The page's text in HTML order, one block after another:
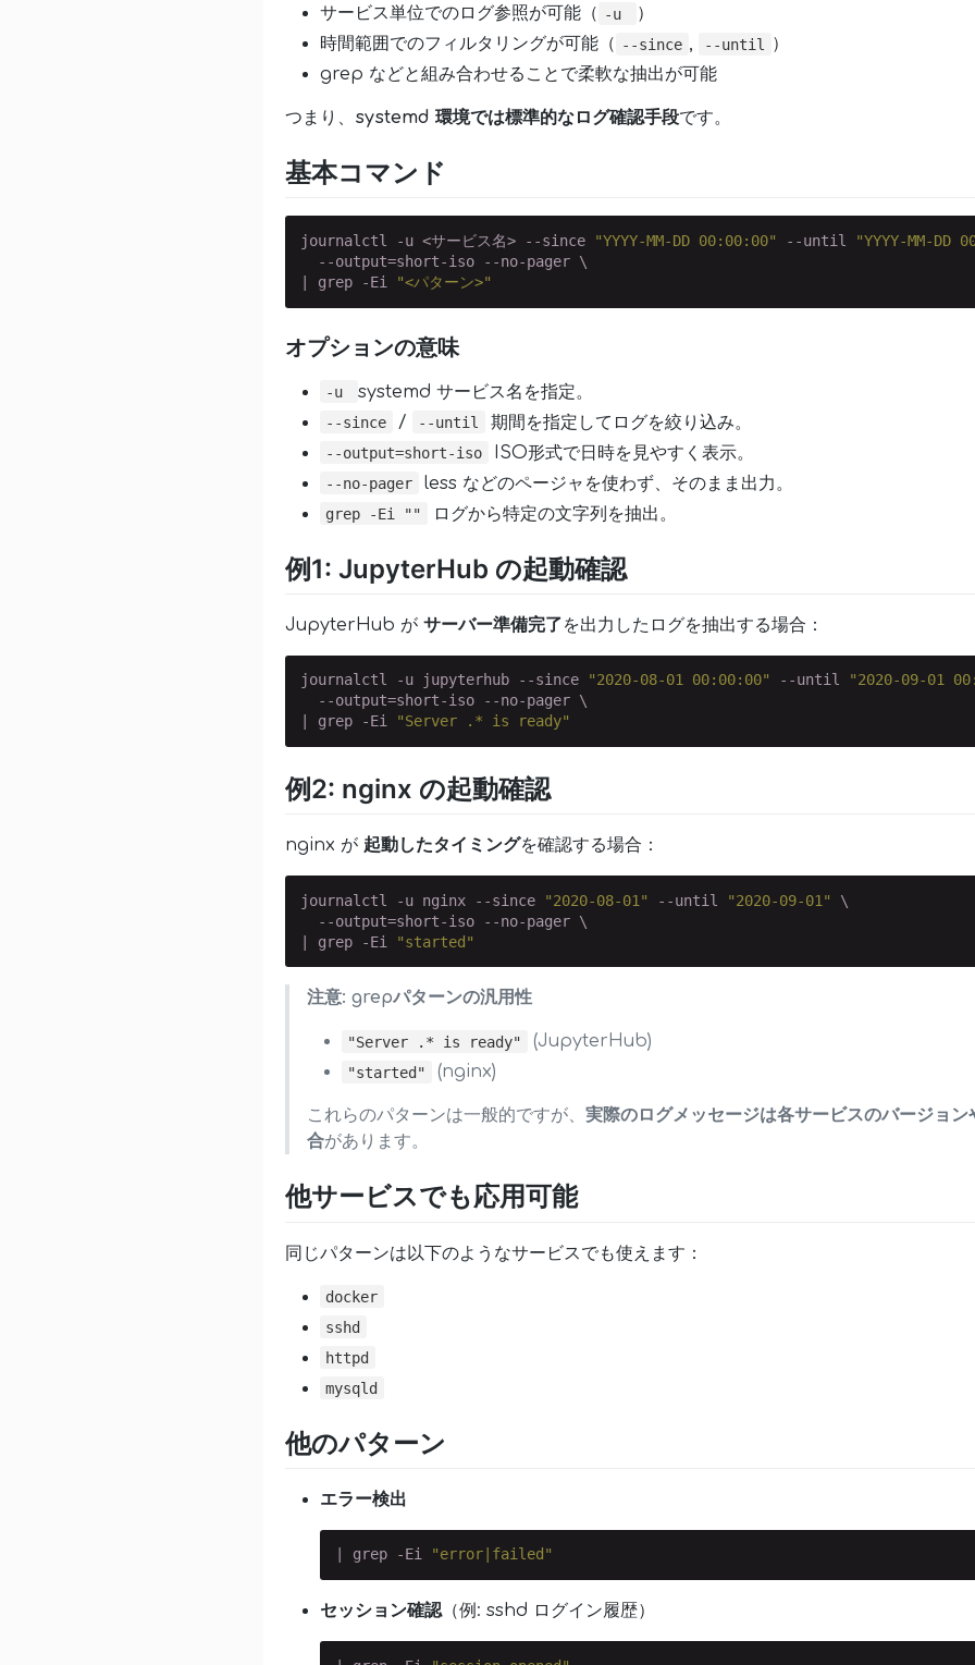
サービス単位でのログ参照が可能（ -u
）
時間範囲でのフィルタリングが可能（ --since , --until
）
grep などと組み合わせることで柔軟な抽出が可能
つまり、 systemd 環境では標準的なログ確認手段です。
基本コマンド
journalctl -u <サービス名> --since "YYYY-MM-DD 00:00:00" --until "YYYY-MM-DD
  --output=short-iso --no-pager \
| grep -Ei
"<パターン>"
オプションの意味
-u systemd サービス名を指定。
--since / --until 期間を指定してログを絞り込み。
--output=short-iso ISO形式で日時を見やすく表示。
--no-pager less などのページャを使わず、そのまま出力。
grep -Ei "" ログから特定の文字列を抽出。
例1: JupyterHub の起動確認
JupyterHub が サーバー準備完了を出力したログを抽出する場合：
journalctl -u jupyterhub --since "2020-08-01 00:00:00" --until "2020-09-01
  --output=short-iso --no-pager \
| grep -Ei
"Server .* is ready"
例2: nginx の起動確認
nginx が 起動したタイミングを確認する場合：
journalctl -u nginx --since "2020-08-01" --until "2020-09-01" \
  --output=short-iso --no-pager \
| grep -Ei
"started"
注意: grepパターンの汎用性
"Server .* is ready" (JupyterHub)
"started" (nginx)
これらのパターンは一般的ですが、 実際のログメッセージは各サービスのバージョ
合があります。
他サービスでも応用可能
同じパターンは以下のようなサービスでも使えます：
docker
sshd
httpd
mysqld
他のパターン
エラー検出
| grep -Ei "error|failed"
セッション確認（例: sshd ログイン履歴）